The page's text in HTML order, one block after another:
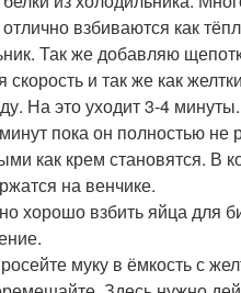
взбиваются как
Так же добавляю
скорость и так же как
На это уходит 3-4
пока он полностью
как крем становятся. В
на венчике.
хорошо взбить яйца для
муку в ёмкость с